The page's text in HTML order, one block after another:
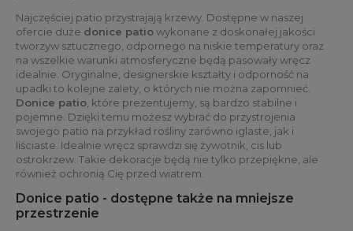
Najczęściej patio przystrajają krzewy. Dostępne w naszej
ofercie duże donice patiowykonane z doskonałej jakości
tworzyw sztucznego, odpornego na niskie temperatury oraz
na wszelkie warunki atmosferyczne będą pasowały wręcz
idealnie. Oryginalne, designerskie kształty i odporność na
upadki to kolejne zalety, o których nie można zapomnieć.
Donice patio , które prezentujemy, są bardzo stabilne i
pojemne. Dzięki temu możesz wybrać do przystrojenia
swojego patio na przykład rośliny zarówno iglaste, jak i
liściaste. Idealnie wręcz sprawdzi się żywotnik, cis lub
ostrokrzew. Takie dekoracje będą nie tylko przepiękne, ale
również ochronią Cię przed wiatrem.
Donice patio - dostępne także na mniejsze
przestrzenie